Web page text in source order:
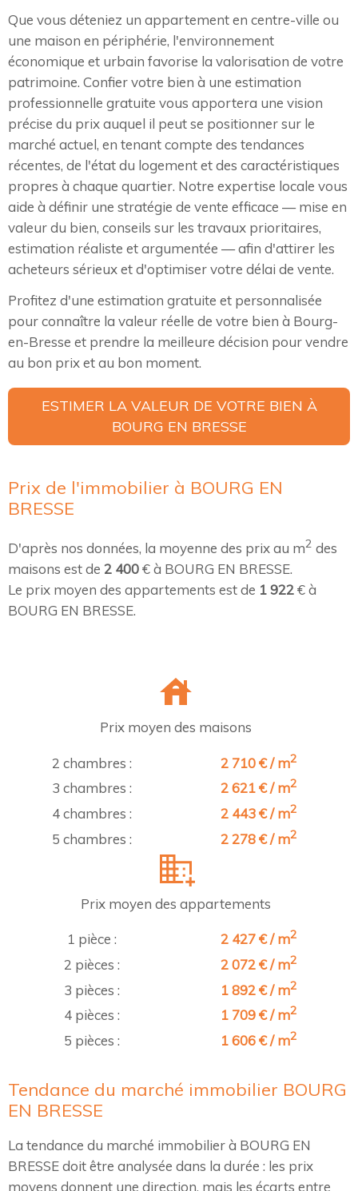
Que vous déteniez un appartement en centre-ville ou
une maison en périphérie, l'environnement
économique et urbain favorise la valorisation de votre
patrimoine. Confier votre bien à une estimation
professionnelle gratuite vous apportera une vision
précise du prix auquel il peut se positionner sur le
marché actuel, en tenant compte des tendances
récentes, de l'état du logement et des caractéristiques
propres à chaque quartier. Notre expertise locale vous
aide à définir une stratégie de vente efficace — mise en
valeur du bien, conseils sur les travaux prioritaires,
estimation réaliste et argumentée — afin d'attirer les
acheteurs sérieux et d'optimiser votre délai de vente.
Profitez d'une estimation gratuite et personnalisée
pour connaître la valeur réelle de votre bien à Bourg-
en-Bresse et prendre la meilleure décision pour vendre
au bon prix et au bon moment.
ESTIMER LA VALEUR DE VOTRE BIEN À
BOURG EN BRESSE
Prix de l'immobilier à BOURG EN
BRESSE
D'après nos données, la moyenne des prix au m2 des
maisons est de 2 400€ à BOURG EN BRESSE.
Le prix moyen des appartements est de 1 922€ à
BOURG EN BRESSE.
Prix moyen des maisons
2 chambres : 2 710 € / m2
3 chambres : 2 621 € / m2
4 chambres : 2 443 € / m2
5 chambres : 2 278 € / m2
Prix moyen des appartements
1 pièce : 2 427 € / m2
2 pièces : 2 072 € / m2
3 pièces : 1 892 € / m2
4 pièces : 1 709 € / m2
5 pièces : 1 606 € / m2
Tendance du marché immobilier BOURG
EN BRESSE
La tendance du marché immobilier à BOURG EN
BRESSE doit être analysée dans la durée : les prix
moyens donnent une direction, mais les écarts entre